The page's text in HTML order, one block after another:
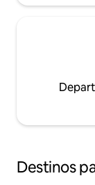
Destinos